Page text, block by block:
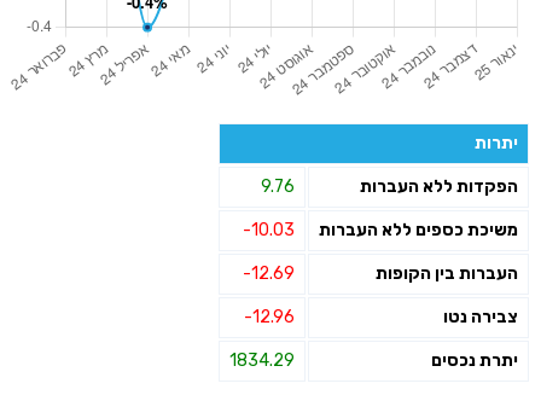
יתרות
הפקדות ללא העברות 9.76
משיכת כספים ללא העברות -10.03
העברות בין הקופות -12.69
צבירה נטו -12.96
יתרת נכסים 1834.29